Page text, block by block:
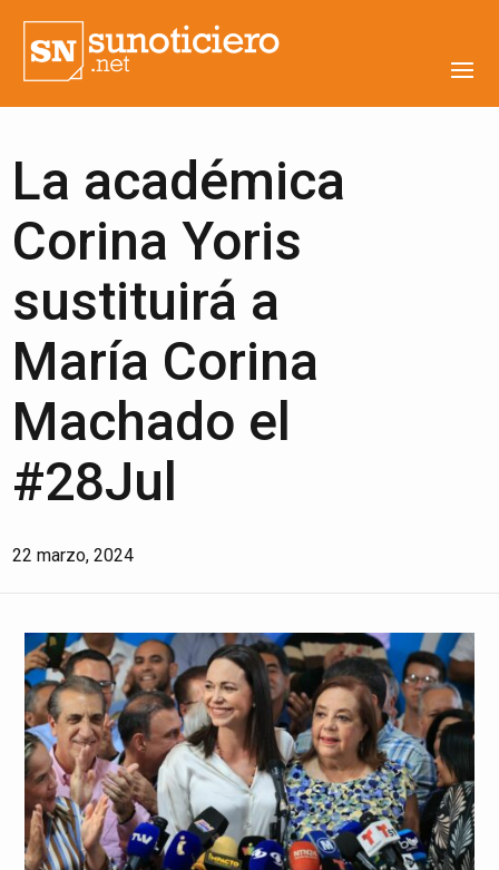
La académica
Corina Yoris
sustituirá a
María Corina
Machado el
#28Jul
22 marzo, 2024